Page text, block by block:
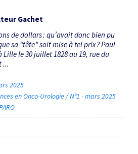
Gachet
de dollars : qu’avait donc bien pu
sa “tête” soit mise à tel prix ? Paul
le 30 juillet 1828 au 19, rue du
...
2025
en Onco-Urologie / N°1 - mars 2025